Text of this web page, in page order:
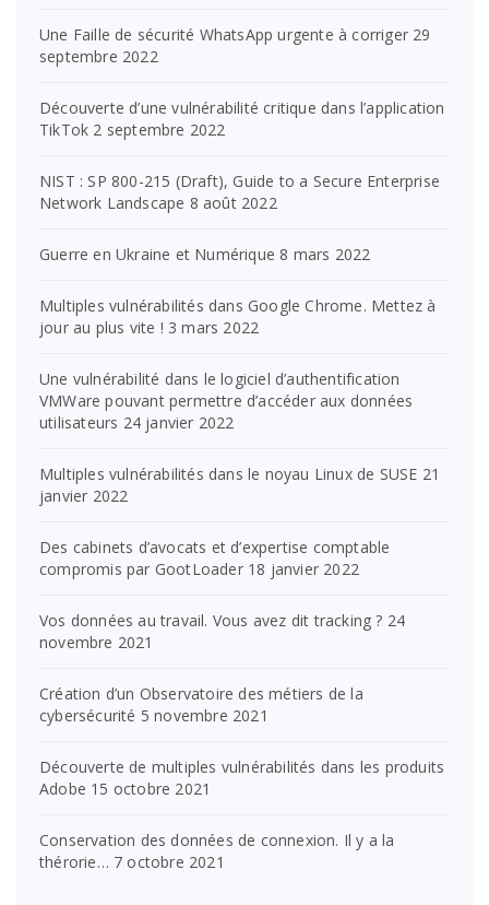
Une Faille de sécurité WhatsApp urgente à corriger 29
septembre 2022
Découverte d’une vulnérabilité critique dans l’application
TikTok 2 septembre 2022
NIST : SP 800-215 (Draft), Guide to a Secure Enterprise
Network Landscape 8 août 2022
Guerre en Ukraine et Numérique 8 mars 2022
Multiples vulnérabilités dans Google Chrome. Mettez à
jour au plus vite ! 3 mars 2022
Une vulnérabilité dans le logiciel d’authentification
VMWare pouvant permettre d’accéder aux données
utilisateurs 24 janvier 2022
Multiples vulnérabilités dans le noyau Linux de SUSE 21
janvier 2022
Des cabinets d’avocats et d’expertise comptable
compromis par GootLoader 18 janvier 2022
Vos données au travail. Vous avez dit tracking ? 24
novembre 2021
Création d’un Observatoire des métiers de la
cybersécurité 5 novembre 2021
Découverte de multiples vulnérabilités dans les produits
Adobe 15 octobre 2021
Conservation des données de connexion. Il y a la
thérorie… 7 octobre 2021